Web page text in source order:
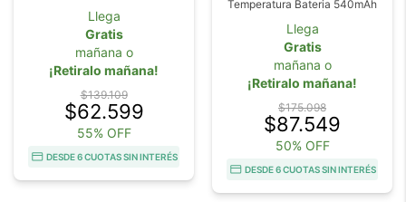
Llega
Gratis
mañana o
¡Retiralo mañana!
$139.109
$62.599
55% OFF
DESDE 6 CUOTAS SIN INTERÉS
Temperatura Bateria 540mAh
Llega
Gratis
mañana o
¡Retiralo mañana!
$175.098
$87.549
50% OFF
DESDE 6 CUOTAS SIN INTERÉS